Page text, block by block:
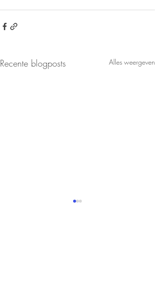
Recente blogposts Alles weergeven